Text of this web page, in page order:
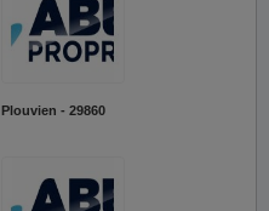
Plouvien - 29860